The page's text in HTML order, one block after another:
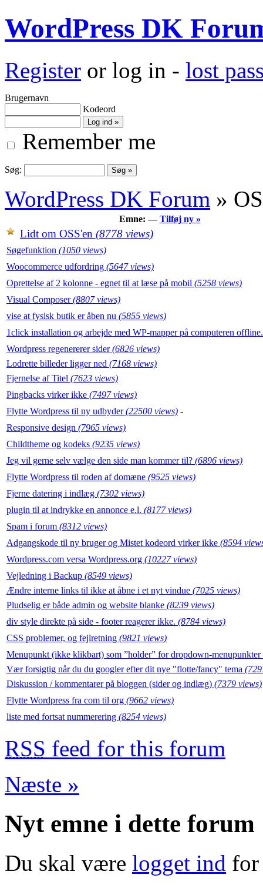
WordPress DK
Register or log in - lost
Brugernavn
Kodeord
Remember me
Søg:
WordPress DK Forum »
Emne: —Tilføj ny »
Lidt om OSS'en (8778 views)
Søgefunktion (1050 views)
Woocommerce udfordring (5647 views)
Oprettelse af 2 kolonne - egnet til at læse på mobil (5258 views)
Visual Composer(8807 views)
vise at fysisk butik er åben nu (5855 views)
1click installation og arbejde med WP-mapper på computeren
Wordpress regenererer sider(6826 views)
Lodrette billeder ligger ned (7168 views)
Fjernelse af Titel (7623 views)
Pingbacks virker ikke (7497 views)
Flytte Wordpress til ny udbyder(22500 views) -
Responsive design (7965 views)
Childtheme og kodeks (9235 views)
Jeg vil gerne selv vælge den side man kommer til? (6896 views)
Flytte Wordpress til roden af domæne (9525 views)
Fjerne datering i indlæg (7302 views)
plugin til at indrykke en annonce e.l. (8177 views)
Spam i forum (8312 views)
Adgangskode til ny bruger og Mistet kodeord virker ikke (8594
Wordpress.com versa Wordpress.org (10227 views)
Vejledning i Backup (8549 views)
Ændre interne links til ikke at åbne i et nyt vindue (7025 views)
Pludselig er både admin og website blanke (8239 views)
div style direkte på side - footer reagerer ikke. (8784 views)
CSS problemer, og fejlretning (9821 views)
Menupunkt (ikke klikbart) som ”holder” for dropdown-menupunkter
Vær forsigtig når du du googler efter dit nye "flotte/fancy" tema
Diskussion / kommentarer på bloggen (sider og indlæg) (7379 views)
Flytte Wordpress fra com til org (9662 views)
liste med fortsat nummerering (8254 views)
RSS feed for this forum
Næste »
Nyt emne i dette forum
Du skal være logget ind for